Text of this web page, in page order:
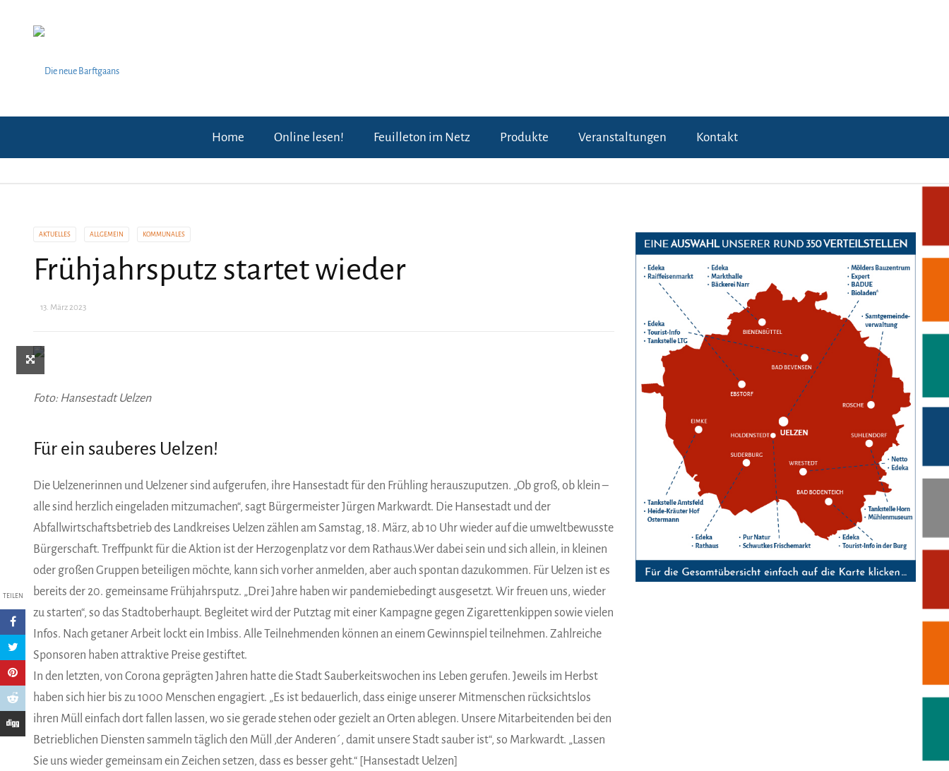
Home Online lesen! Feuilleton im Netz Produkte Veranstaltungen Kontakt
AKTUELLES ALLGEMEIN KOMMUNALES
Frühjahrsputz startet wieder
13. März 2023
TEILEN
Foto: Hansestadt Uelzen
Für ein sauberes Uelzen!
Die Uelzenerinnen und Uelzener sind aufgerufen, ihre Hansestadt für den Frühling herauszuputzen. „Ob groß, ob klein –
alle sind herzlich eingeladen mitzumachen“, sagt Bürgermeister Jürgen Markwardt. Die Hansestadt und der
Abfallwirtschaftsbetrieb des Landkreises Uelzen zählen am Samstag, 18. März, ab 10 Uhr wieder auf die umweltbewusste
Bürgerschaft. Treffpunkt für die Aktion ist der Herzogenplatz vor dem Rathaus.Wer dabei sein und sich allein, in kleinen
oder großen Gruppen beteiligen möchte, kann sich vorher anmelden, aber auch spontan dazukommen. Für Uelzen ist es
bereits der 20. gemeinsame Frühjahrsputz. „Drei Jahre haben wir pandemiebedingt ausgesetzt. Wir freuen uns, wieder
zu starten“, so das Stadtoberhaupt. Begleitet wird der Putztag mit einer Kampagne gegen Zigarettenkippen sowie vielen
Infos. Nach getaner Arbeit lockt ein Imbiss. Alle Teilnehmenden können an einem Gewinnspiel teilnehmen. Zahlreiche
Sponsoren haben attraktive Preise gestiftet.
In den letzten, von Corona geprägten Jahren hatte die Stadt Sauberkeitswochen ins Leben gerufen. Jeweils im Herbst
haben sich hier bis zu 1000 Menschen engagiert. „Es ist bedauerlich, dass einige unserer Mitmenschen rücksichtslos
ihren Müll einfach dort fallen lassen, wo sie gerade stehen oder gezielt an Orten ablegen. Unsere Mitarbeitenden bei den
Betrieblichen Diensten sammeln täglich den Müll ,der Anderen´, damit unsere Stadt sauber ist“, so Markwardt. „Lassen
Sie uns wieder gemeinsam ein Zeichen setzen, dass es besser geht.“ [Hansestadt Uelzen]